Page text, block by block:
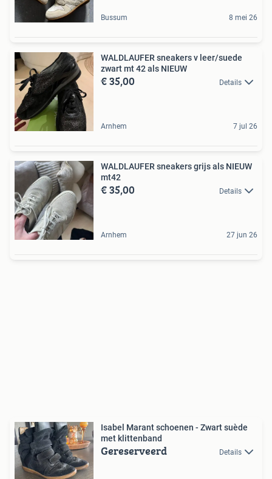
Bussum 8 mei 26
WALDLAUFER sneakers v leer/suede
zwart mt 42 als NIEUW
€ 35,00 Details
Arnhem 7 jul 26
WALDLAUFER sneakers grijs als NIEUW
mt42
€ 35,00 Details
Arnhem 27 jun 26
Isabel Marant schoenen - Zwart suède
met klittenband
Gereserveerd Details